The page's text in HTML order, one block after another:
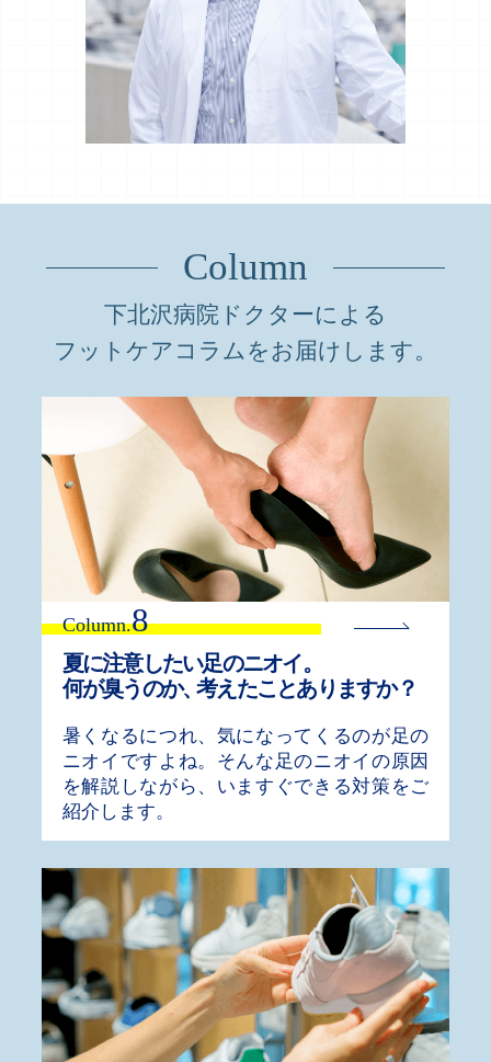
Column
下北沢病院ドクターによる
フットケアコラムをお届けします。
Column.8
夏に注意したい足のニオイ。
何が臭うのか、考えたことありますか？
暑くなるにつれ、気になってくるのが足の
ニオイですよね。そんな足のニオイの原因
を解説しながら、いますぐできる対策をご
紹介します。